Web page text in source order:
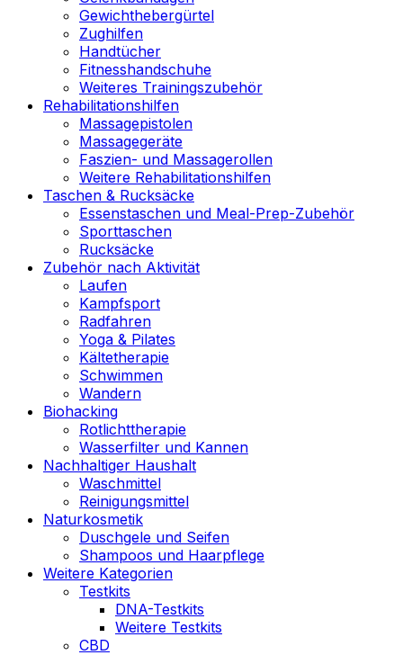
Gewichthebergürtel
Zughilfen
Handtücher
Fitnesshandschuhe
Weiteres Trainingszubehör
Rehabilitationshilfen
Massagepistolen
Massagegeräte
Faszien- und Massagerollen
Weitere Rehabilitationshilfen
Taschen & Rucksäcke
Essenstaschen und Meal-Prep-Zubehör
Sporttaschen
Rucksäcke
Zubehör nach Aktivität
Laufen
Kampfsport
Radfahren
Yoga & Pilates
Kältetherapie
Schwimmen
Wandern
Biohacking
Rotlichttherapie
Wasserfilter und Kannen
Nachhaltiger Haushalt
Waschmittel
Reinigungsmittel
Naturkosmetik
Duschgele und Seifen
Shampoos und Haarpflege
Weitere Kategorien
Testkits
DNA-Testkits
Weitere Testkits
CBD